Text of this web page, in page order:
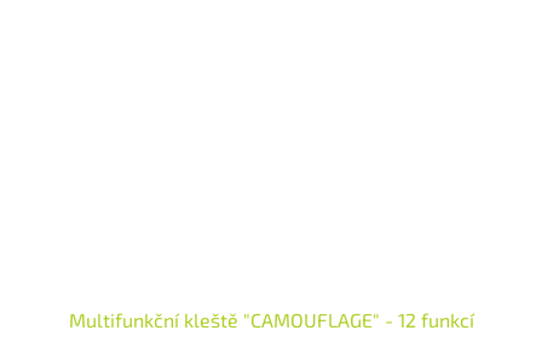
Multifunkční kleště "CAMOUFLAGE" - 12 funkcí